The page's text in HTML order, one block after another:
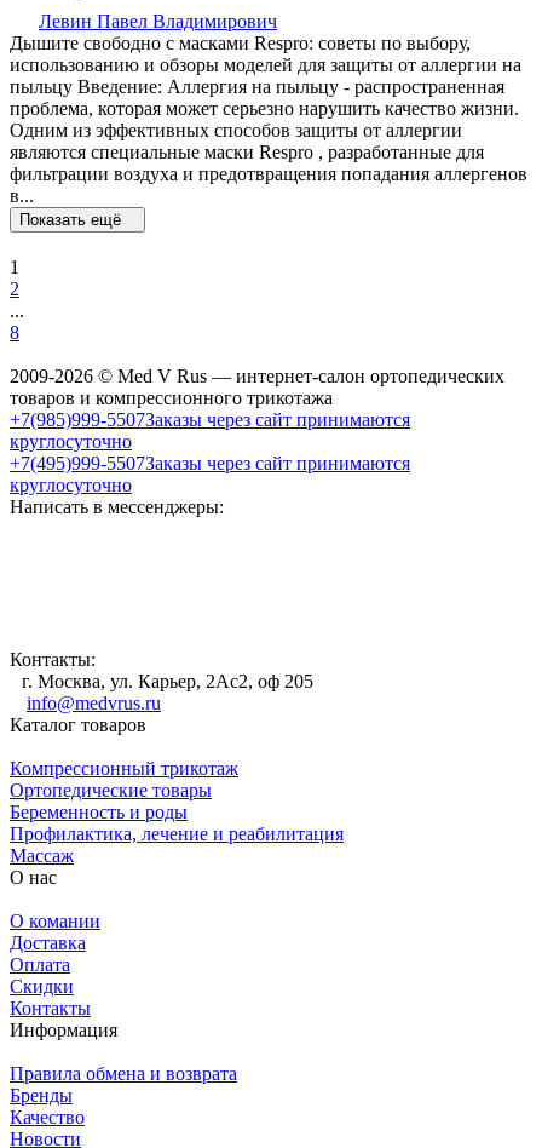
Левин Павел Владимирович
Дышите свободно с масками Respro: советы по выбору,
использованию и обзоры моделей для защиты от аллергии на
пыльцу Введение: Аллергия на пыльцу - распространенная
проблема, которая может серьезно нарушить качество жизни.
Одним из эффективных способов защиты от аллергии
являются специальные маски Respro , разработанные для
фильтрации воздуха и предотвращения попадания аллергенов
в...
Показать ещё
1
2
...
8
2009-2026 © Med V Rus — интернет-салон ортопедических
товаров и компрессионного трикотажа
+7(985)999-5507Заказы через сайт принимаются
круглосуточно
+7(495)999-5507Заказы через сайт принимаются
круглосуточно
Написать в мессенджеры:
Контакты:
г. Москва, ул. Карьер, 2Ас2, оф 205
info@medvrus.ru
Каталог товаров
Компрессионный трикотаж
Ортопедические товары
Беременность и роды
Профилактика, лечение и реабилитация
Массаж
О нас
О комании
Доставка
Оплата
Скидки
Контакты
Информация
Правила обмена и возврата
Бренды
Качество
Новости